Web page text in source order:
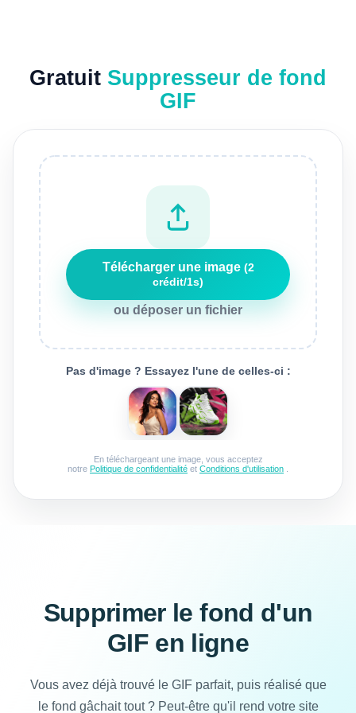
Gratuit Suppresseur de fond
GIF
Télécharger une image (2
crédit/1s)
ou déposer un fichier
Pas d'image ? Essayez l'une de celles-ci :
En téléchargeant une image, vous acceptez
notre Politique de confidentialité et Conditions d'utilisation
Supprimer le fond d'un
GIF en ligne
Vous avez déjà trouvé le GIF parfait, puis réalisé que
le fond gâchait tout ? Peut-être qu'il rend votre site